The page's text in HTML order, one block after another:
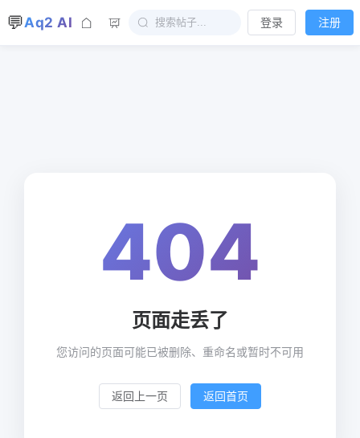
💬Aq2 AI 登录 注册
404
页面走丢了
您访问的页面可能已被删除、重命名或暂时不可用
返回上一页 返回首页